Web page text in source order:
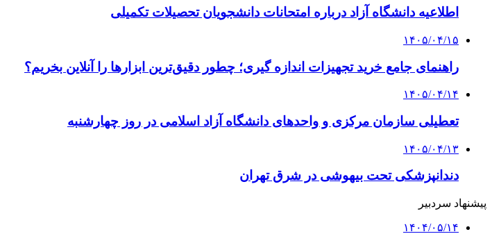
اطلاعیه دانشگاه آزاد درباره امتحانات دانشجویان تحصیلات تکمیلی
۱۴۰۵/۰۴/۱۵
راهنمای جامع خرید تجهیزات اندازه گیری؛ چطور دقیق‌ترین ابزارها را آنلاین بخریم؟
۱۴۰۵/۰۴/۱۴
تعطیلی سازمان مرکزی و واحدهای دانشگاه آزاد اسلامی در روز چهارشنبه
۱۴۰۵/۰۴/۱۳
دندانپزشکی تحت بیهوشی در شرق تهران
پیشنهاد سردبیر
۱۴۰۴/۰۵/۱۴